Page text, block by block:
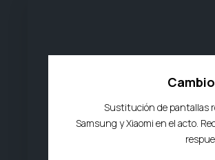
Sustitución de pantallas
Samsung y Xiaomi en el acto.